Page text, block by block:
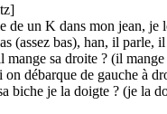
de un K dans mon jean, je
(assez bas), han, il parle,
sa droite ? (il mange
débarque de gauche à
biche je la doigte ? (je la